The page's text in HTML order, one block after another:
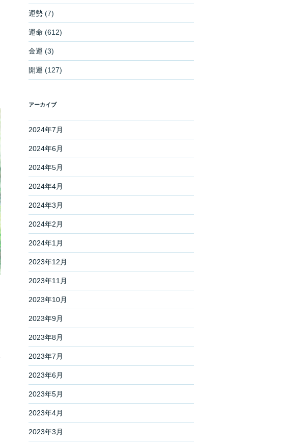
運勢(7)
運命 (612)
金運 (3)
開運 (127)
アーカイブ
2024年7月
2024年6月
2024年5月
2024年4月
2024年3月
2024年2月
2024年1月
2023年12月
2023年11月
2023年10月
2023年9月
2023年8月
2023年7月
2023年6月
2023年5月
2023年4月
2023年3月